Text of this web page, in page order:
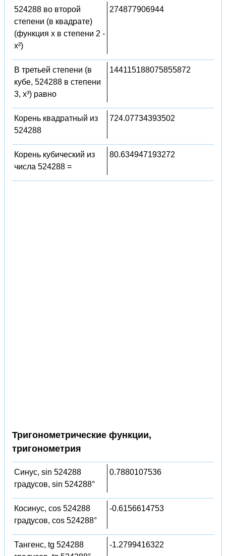
524288 во второй
степени (в квадрате)
(функция x в степени 2 -
x²)
274877906944
В третьей степени (в
кубе, 524288 в степени
3, x³) равно
144115188075855872
Корень квадратный из
524288
724.07734393502
Корень кубический из
числа 524288 =
80.634947193272
Тригонометрические функции,
тригонометрия
Синус, sin 524288
градусов, sin 524288°
0.7880107536
Косинус, cos 524288
градусов, cos 524288°
-0.6156614753
Тангенс, tg 524288
-1.2799416322